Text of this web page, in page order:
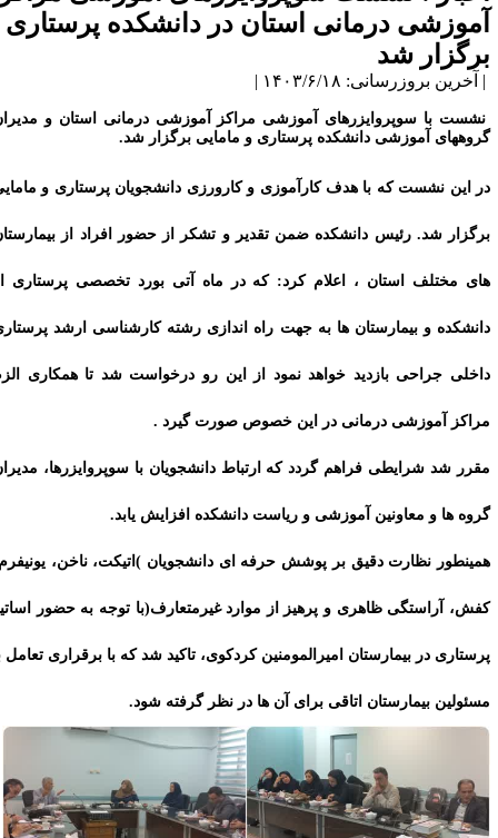
درمانی استان در دانشکده پرستاری
شد
بروزرسانی: ۱۴۰۳/۶/۱۸ |
با سوپروایزرهای آموزشی مراکز آموزشی درمانی استان و مدیران
آموزشی دانشکده پرستاری و مامایی برگزار شد.
این نشست که با هدف کارآموزی و کارورزی دانشجویان پرستاری و مامایی
شد. رئیس دانشکده ضمن تقدیر و تشکر از حضور افراد از بیمارستان
مختلف استان ، اعلام کرد: که در ماه آتی بورد تخصصی پرستاری از
و بیمارستان ها به جهت راه اندازی رشته کارشناسی ارشد پرستاری
جراحی بازدید خواهد نمود از این رو درخواست شد تا همکاری الزم
آموزشی درمانی در این خصوص صورت گیرد .
شد شرایطی فراهم گردد که ارتباط دانشجویان با سوپروایزرها، مدیران
ها و معاونین آموزشی و ریاست دانشکده افزایش یابد.
نظارت دقیق بر پوشش حرفه ای دانشجویان )اتیکت، ناخن، یونیفرم،
آراستگی ظاهری و پرهیز از موارد غیرمتعارف(با توجه به حضور اساتید
در بیمارستان امیرالمومنین کردکوی، تاکید شد که با برقراری تعامل با
بیمارستان اتاقی برای آن ها در نظر گرفته شود.